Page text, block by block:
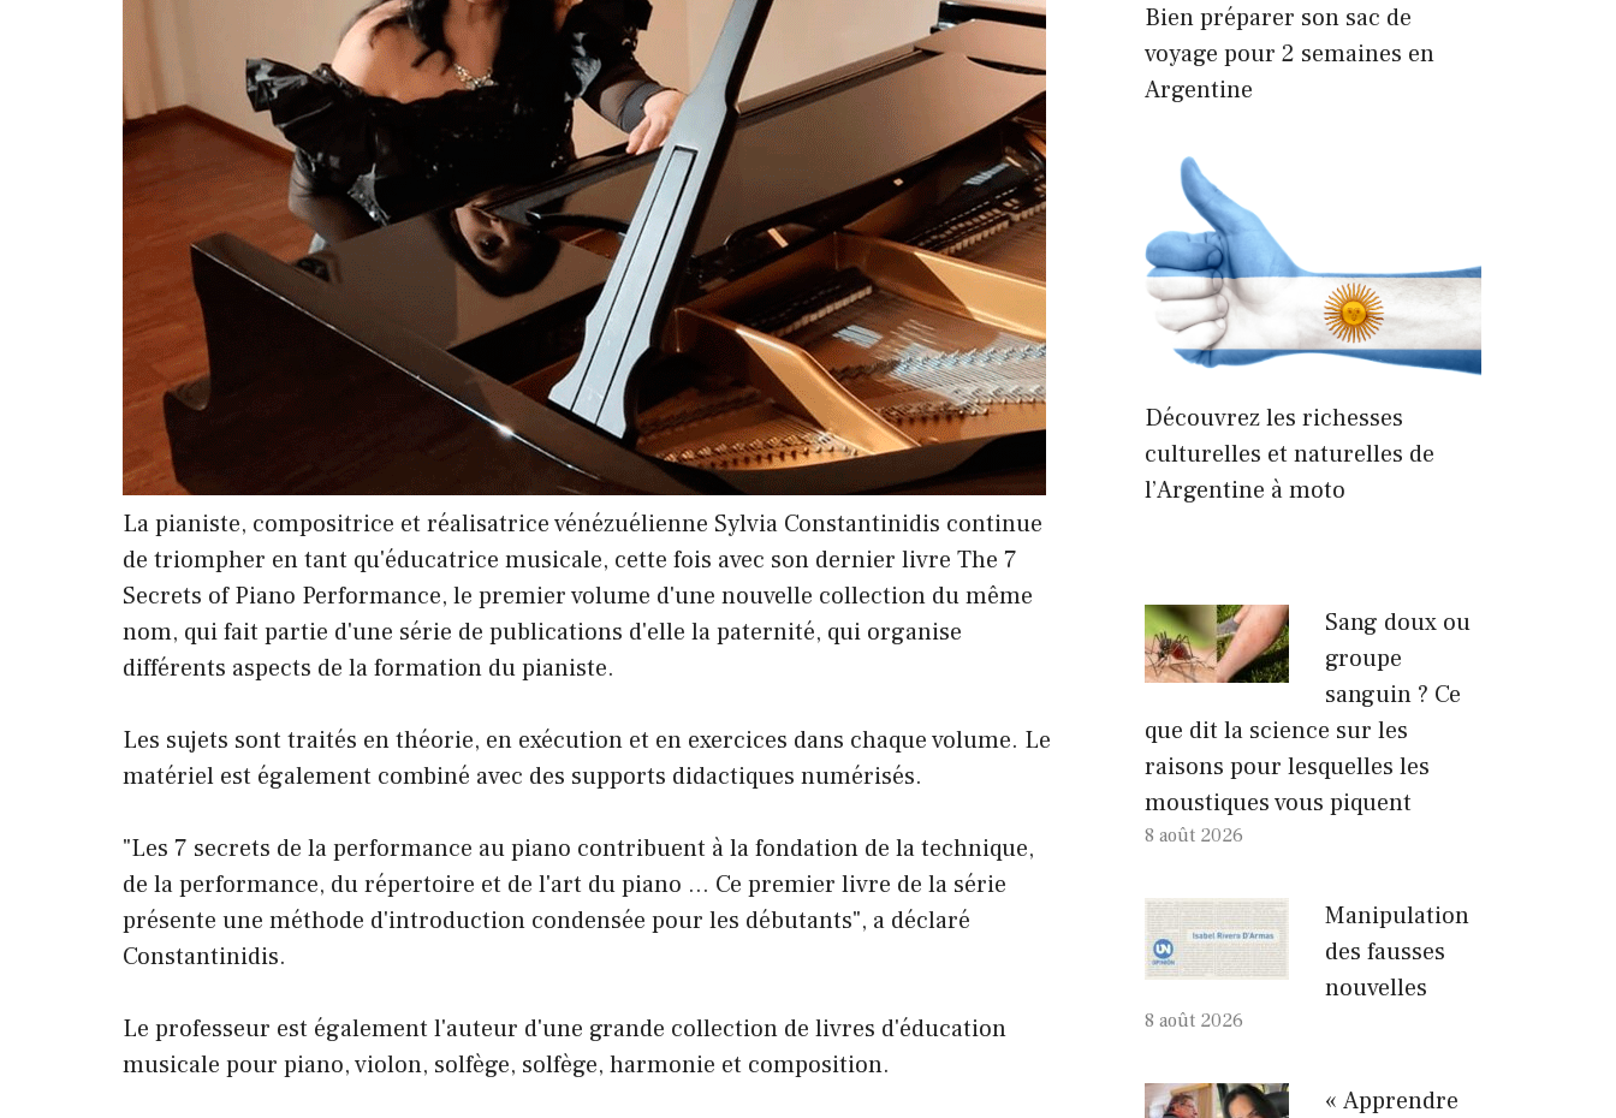
La pianiste, compositrice et réalisatrice vénézuélienne Sylvia Constantinidis continue
de triompher en tant qu'éducatrice musicale, cette fois avec son dernier livre The 7
Secrets of Piano Performance, le premier volume d'une nouvelle collection du même
nom, qui fait partie d'une série de publications d'elle la paternité, qui organise
différents aspects de la formation du pianiste.
Les sujets sont traités en théorie, en exécution et en exercices dans chaque volume. Le
matériel est également combiné avec des supports didactiques numérisés.
"Les 7 secrets de la performance au piano contribuent à la fondation de la technique,
de la performance, du répertoire et de l'art du piano … Ce premier livre de la série
présente une méthode d'introduction condensée pour les débutants", a déclaré
Constantinidis.
Le professeur est également l'auteur d'une grande collection de livres d'éducation
musicale pour piano, violon, solfège, solfège, harmonie et composition.
Bien préparer son sac de
voyage pour 2 semaines en
Argentine
Découvrez les richesses
culturelles et naturelles de
l’Argentine à moto
Sang doux ou
groupe
sanguin ? Ce
que dit la science sur les
raisons pour lesquelles les
moustiques vous piquent
8 août 2026
Manipulation
des fausses
nouvelles
8 août 2026
« Apprendre